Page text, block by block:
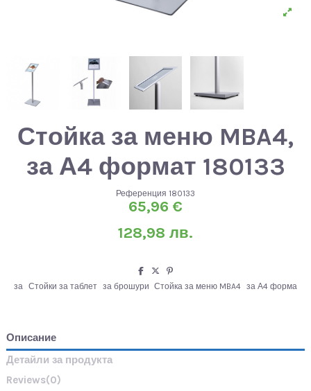
Стойка за меню MBA4,
за А4 формат 180133
Референция 180133
65,96 €
128,98 лв.
за Стойки за таблет за брошури Стойка за меню MBA4 за А4 форма
Описание
Детайли за продукта
Reviews(0)